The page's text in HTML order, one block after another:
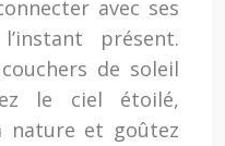
avec ses
présent.
de soleil
le ciel étoilé,
nature et goûtez